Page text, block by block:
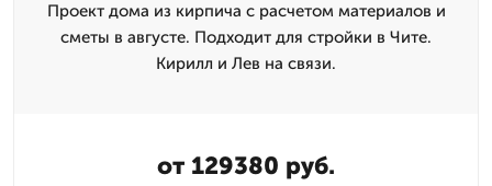
Проект дома из кирпича с расчетом материалов и
сметы в августе. Подходит для стройки в Чите.
Кирилл и Лев на связи.
от 129380 руб.